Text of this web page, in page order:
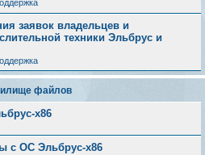
заявок владельцев и
техники Эльбрус и
файлов
x86
с ОС Эльбрус-x86